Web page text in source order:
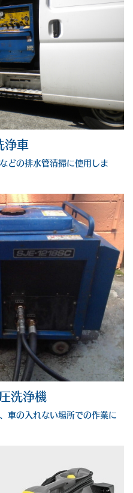
浄車
どの排水管清掃に使用しま
洗浄機
車の入れない場所での作業に